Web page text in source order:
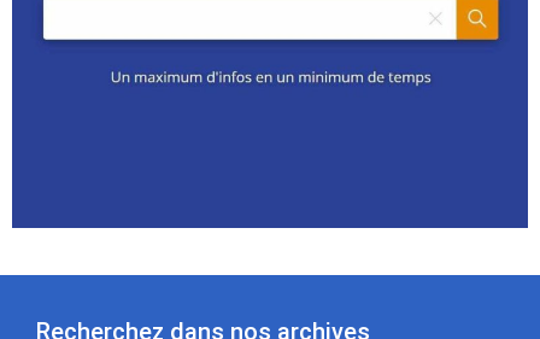
Recherchez dans nos archives